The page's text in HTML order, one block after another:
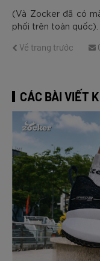
(Và Zocker đã có
phối trên toàn quốc).
Về trang trước
CÁC BÀI VIẾT